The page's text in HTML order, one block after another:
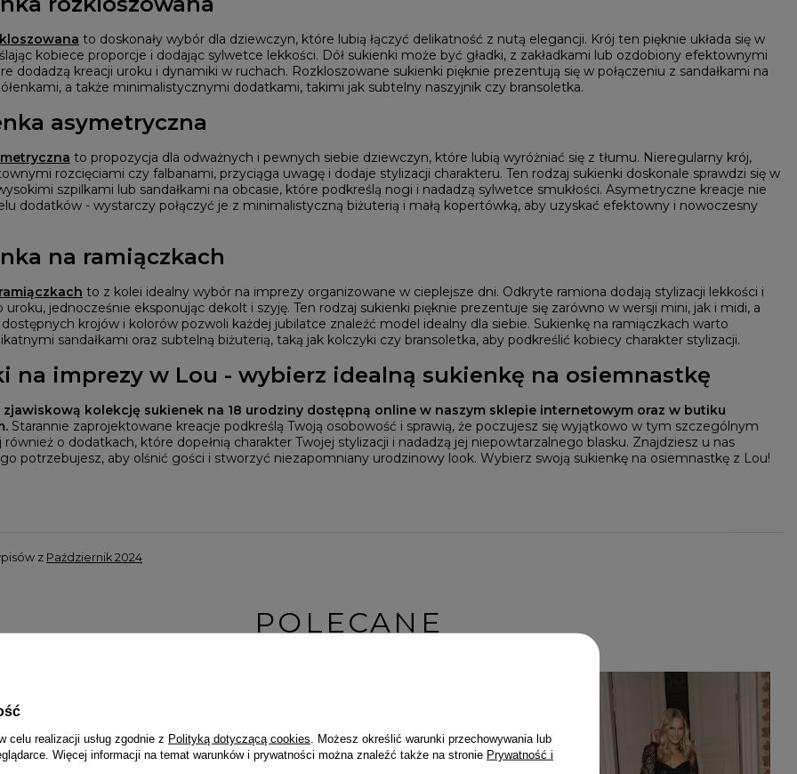
to doskonały wybór dla dziewczyn, które lubią łączyć delikatność z nutą elegancji. Krój ten pięknie układa się w
kobiece proporcje i dodając sylwetce lekkości. Dół sukienki może być gładki, z zakładkami lub ozdobiony efektownymi
dodadzą kreacji uroku i dynamiki w ruchach. Rozkloszowane sukienki pięknie prezentują się w połączeniu z sandałkami na
a także minimalistycznymi dodatkami, takimi jak subtelny naszyjnik czy bransoletka.
asymetryczna
to propozycja dla odważnych i pewnych siebie dziewczyn, które lubią wyróżniać się z tłumu. Nieregularny krój,
rozcięciami czy falbanami, przyciąga uwagę i dodaje stylizacji charakteru. Ten rodzaj sukienki doskonale sprawdzi się w
szpilkami lub sandałkami na obcasie, które podkreślą nogi i nadadzą sylwetce smukłości. Asymetryczne kreacje nie
dodatków - wystarczy połączyć je z minimalistyczną biżuterią i małą kopertówką, aby uzyskać efektowny i nowoczesny
na ramiączkach
to z kolei idealny wybór na imprezy organizowane w cieplejsze dni. Odkryte ramiona dodają stylizacji lekkości i
uroku, jednocześnie eksponując dekolt i szyję. Ten rodzaj sukienki pięknie prezentuje się zarówno w wersji mini, jak i midi, a
krojów i kolorów pozwoli każdej jubilatce znaleźć model idealny dla siebie. Sukienkę na ramiączkach warto
sandałkami oraz subtelną biżuterią, taką jak kolczyki czy bransoletka, aby podkreślić kobiecy charakter stylizacji.
na imprezy w Lou - wybierz idealną sukienkę na osiemnastkę
zjawiskową kolekcję sukienek na 18 urodziny dostępną online w naszym sklepie internetowym oraz w butiku
Starannie zaprojektowane kreacje podkreślą Twoją osobowość i sprawią, że poczujesz się wyjątkowo w tym szczególnym
również o dodatkach, które dopełnią charakter Twojej stylizacji i nadadzą jej niepowtarzalnego blasku. Znajdziesz u nas
potrzebujesz, aby olśnić gości i stworzyć niezapomniany urodzinowy look. Wybierz swoją sukienkę na osiemnastkę z Lou!
z Październik 2024
POLECANE
celu realizacji usług zgodnie z Polityką dotyczącą cookies . Możesz określić warunki przechowywania lub
Więcej informacji na temat warunków i prywatności można znaleźć także na stronie Prywatność i